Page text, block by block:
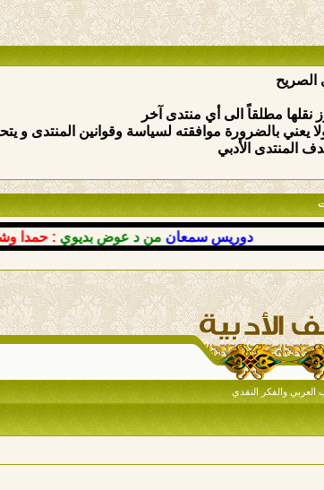
الصريح
نقلها مطلقاً الى أي منتدى آخر
بالضرورة موافقته لسياسة وقوانين المنتدى و
المنتدى الأدبي
دوريس سمعان من د عوض بديوي : حمدا وشكرا
العربي والفكر النقدي